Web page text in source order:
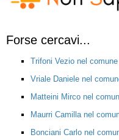
Forse cercavi...
Trifoni Vezio nel
Vriale Daniele nel
Matteini Mirco nel
Maurri Camilla nel
Bonciani Carlo nel